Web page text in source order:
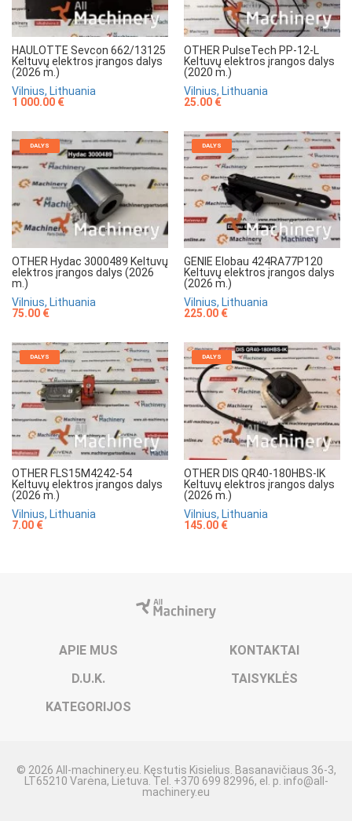
HAULOTTE Sevcon 662/13125
Keltuvų elektros įrangos dalys
(2026 m.)
Vilnius, Lithuania
1 000.00 €
OTHER PulseTech PP-12-L
Keltuvų elektros įrangos dalys
(2020 m.)
Vilnius, Lithuania
25.00 €
DALYS
OTHER Hydac 3000489 Keltuvų
elektros įrangos dalys (2026
m.)
Vilnius, Lithuania
75.00 €
DALYS
GENIE Elobau 424RA77P120
Keltuvų elektros įrangos dalys
(2026 m.)
Vilnius, Lithuania
225.00 €
DALYS
OTHER FLS15M4242-54
Keltuvų elektros įrangos dalys
(2026 m.)
Vilnius, Lithuania
7.00 €
DALYS
OTHER DIS QR40-180HBS-IK
Keltuvų elektros įrangos dalys
(2026 m.)
Vilnius, Lithuania
145.00 €
APIE MUS
KONTAKTAI
D.U.K.
TAISYKLĖS
KATEGORIJOS
© 2026 All-machinery.eu. Kęstutis Kisielius. Basanavičiaus 36-3,
LT65210 Varėna, Lietuva. Tel. +370 699 82996, el. p. info@all-
machinery.eu